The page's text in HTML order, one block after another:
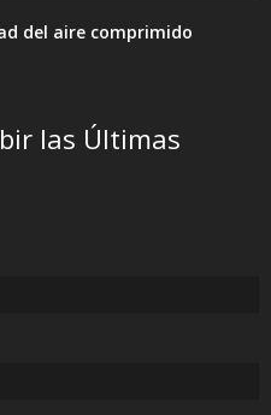
del aire comprimido
las Últimas